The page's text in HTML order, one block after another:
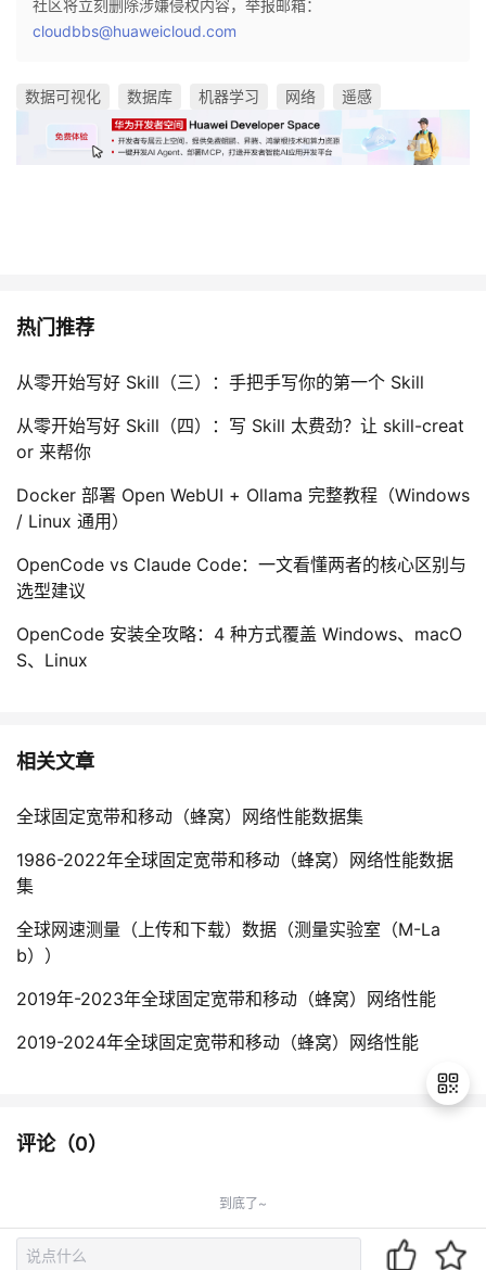
社区将立刻删除涉嫌侵权内容，举报邮箱：
cloudbbs@huaweicloud.com
数据可视化 数据库 机器学习 网络 遥感
热门推荐
从零开始写好 Skill（三）：手把手写你的第一个 Skill
从零开始写好 Skill（四）：写 Skill 太费劲？让 skill-creat
or 来帮你
Docker 部署 Open WebUI + Ollama 完整教程（Windows
/ Linux 通用）
OpenCode vs Claude Code：一文看懂两者的核心区别与
选型建议
OpenCode 安装全攻略：4 种方式覆盖 Windows、macO
S、Linux
相关文章
全球固定宽带和移动（蜂窝）网络性能数据集
1986-2022年全球固定宽带和移动（蜂窝）网络性能数据
集
全球网速测量（上传和下载）数据（测量实验室（M-La
b））
2019年-2023年全球固定宽带和移动（蜂窝）网络性能
2019-2024年全球固定宽带和移动（蜂窝）网络性能
评论（0）
到底了~